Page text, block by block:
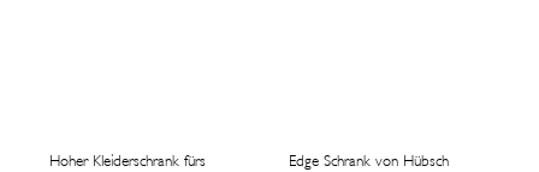
Hoher Kleiderschrank fürs
Edge Schrank von Hübsch